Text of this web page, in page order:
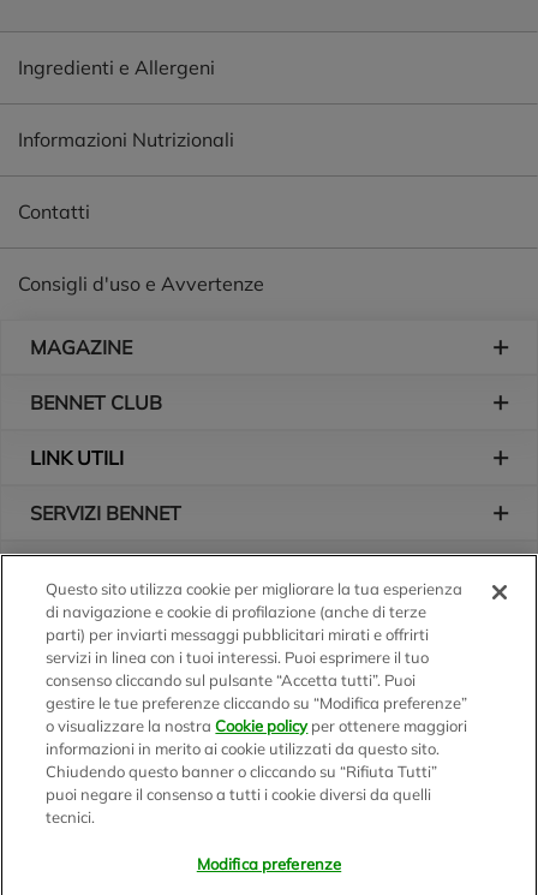
intolleranti e di chi vuole coniugare bontà e salute nel proprio
stile di vita. L'utilizzo di ingredienti di prima qualità come
lievito madre, farina integrale, cioccolato sostenibile ti
Ingredienti e Allergeni
Informazioni Nutrizionali
Contatti
Consigli d'uso e Avvertenze
MAGAZINE
BENNET CLUB
LINK UTILI
SERVIZI BENNET
Logo Bennet
Seguici sui nostri canali
Scarica l'app
Questo sito utilizza cookie per migliorare la tua esperienza
di navigazione e cookie di profilazione (anche di terze
parti) per inviarti messaggi pubblicitari mirati e offrirti
servizi in linea con i tuoi interessi. Puoi esprimere il tuo
consenso cliccando sul pulsante “Accetta tutti”. Puoi
gestire le tue preferenze cliccando su “Modifica preferenze”
o visualizzare la nostraCookie policyper ottenere maggiori
informazioni in merito ai cookie utilizzati da questo sito.
Chiudendo questo banner o cliccando su “Rifiuta Tutti”
puoi negare il consenso a tutti i cookie diversi da quelli
tecnici.
Modifica preferenze